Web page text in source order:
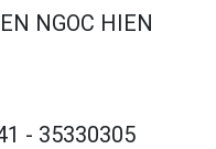
NGOC HIEN
- 35330305